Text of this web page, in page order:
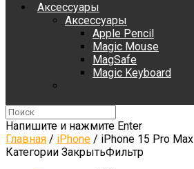
Аксессуары
Аксессуары
Apple Pencil
Magic Mouse
MagSafe
Magic Keyboard
Напишите и нажмите Enter
Главная / iPhone / iPhone 15 Pro Max
Категории ЗакрытьФильтр